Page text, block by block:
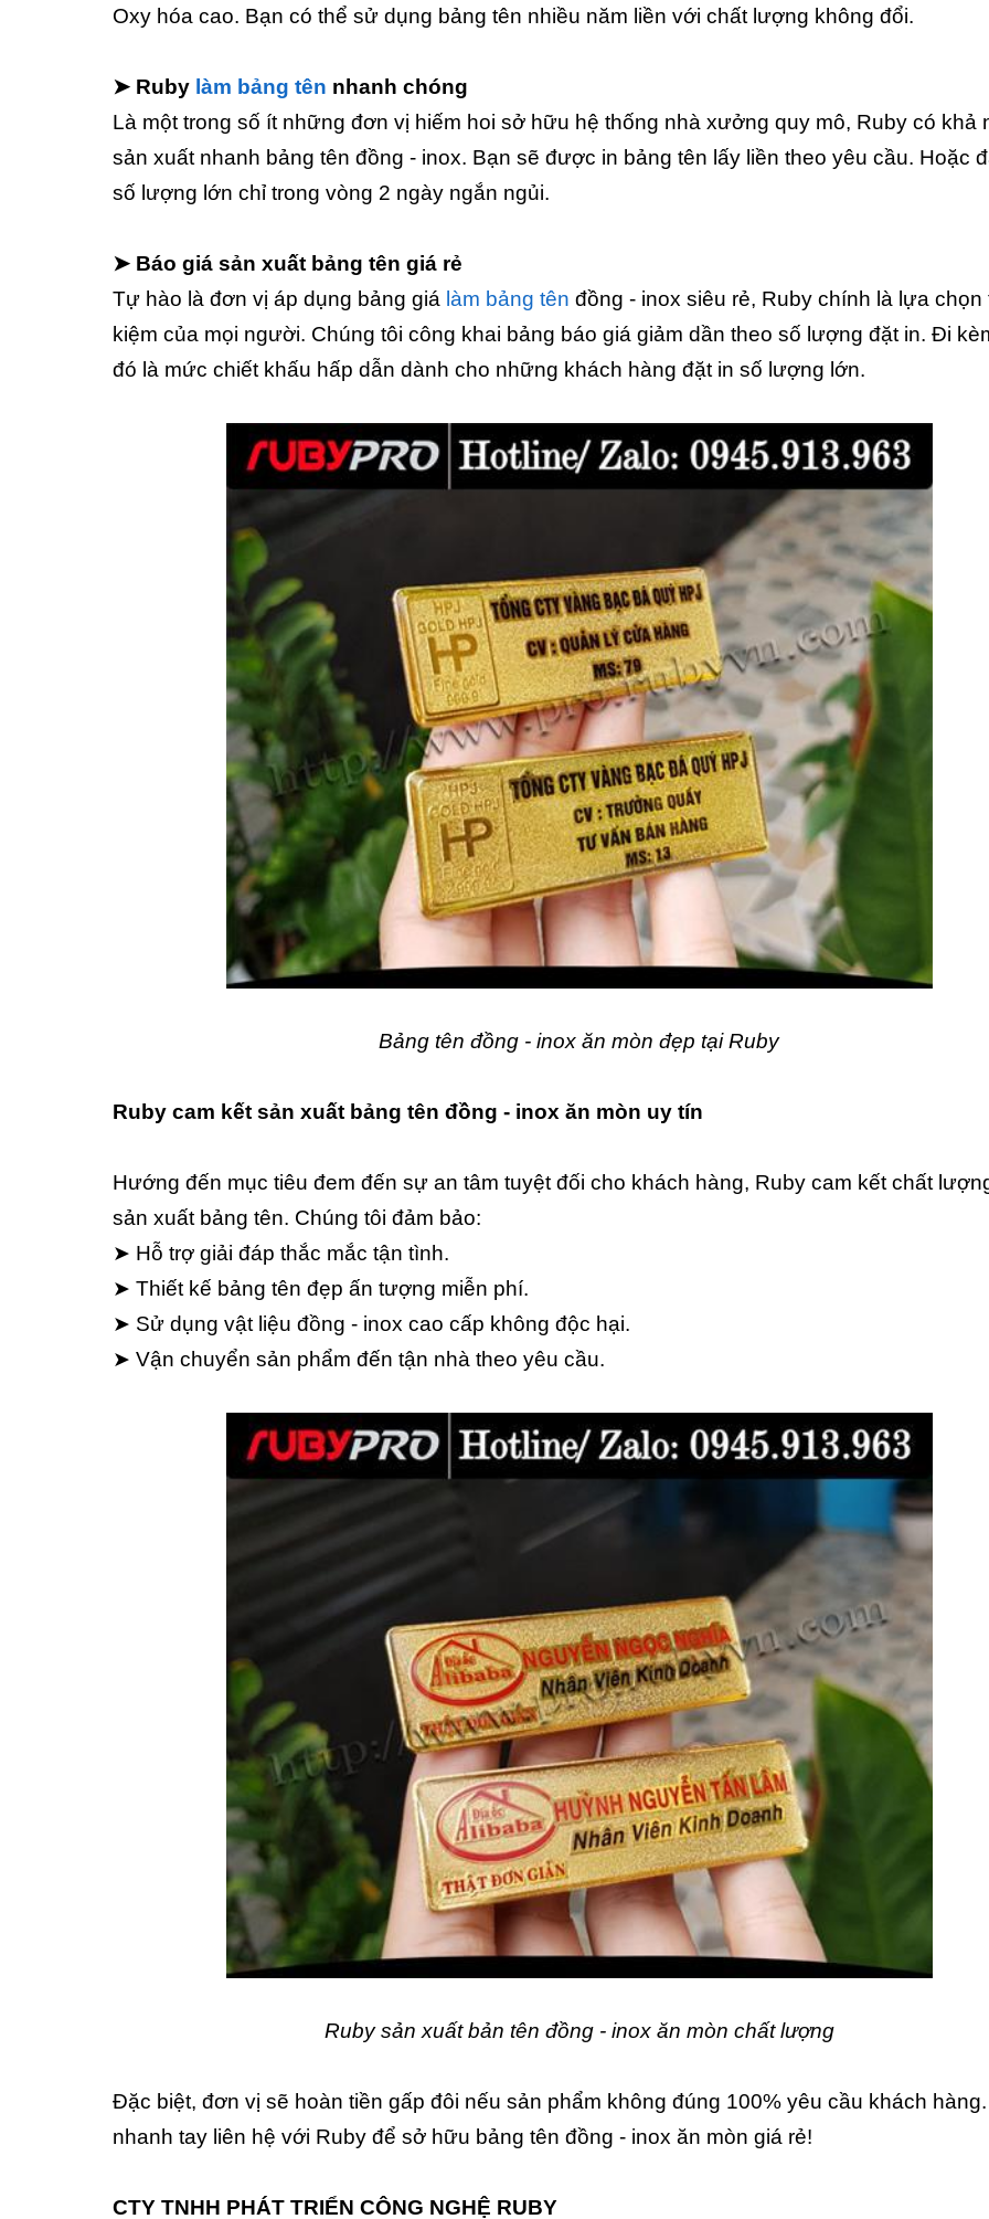
Oxy hóa cao. Bạn có thể sử dụng bảng tên nhiều năm liền với chất lượng không đổi.
➤ Ruby làm bảng tên nhanh chóng
Là một trong số ít những đơn vị hiếm hoi sở hữu hệ thống nhà xưởng quy mô, Ruby có khả
sản xuất nhanh bảng tên đồng - inox. Bạn sẽ được in bảng tên lấy liền theo yêu cầu. Hoặc
số lượng lớn chỉ trong vòng 2 ngày ngắn ngủi.
➤ Báo giá sản xuất bảng tên giá rẻ
Tự hào là đơn vị áp dụng bảng giá làm bảng tên đồng - inox siêu rẻ, Ruby chính là lựa chọn
kiệm của mọi người. Chúng tôi công khai bảng báo giá giảm dần theo số lượng đặt in. Đi
đó là mức chiết khấu hấp dẫn dành cho những khách hàng đặt in số lượng lớn.
Bảng tên đồng - inox ăn mòn đẹp tại Ruby
Ruby cam kết sản xuất bảng tên đồng - inox ăn mòn uy tín
Hướng đến mục tiêu đem đến sự an tâm tuyệt đối cho khách hàng, Ruby cam kết chất
sản xuất bảng tên. Chúng tôi đảm bảo:
➤ Hỗ trợ giải đáp thắc mắc tận tình.
➤ Thiết kế bảng tên đẹp ấn tượng miễn phí.
➤ Sử dụng vật liệu đồng - inox cao cấp không độc hại.
➤ Vận chuyển sản phẩm đến tận nhà theo yêu cầu.
Ruby sản xuất bản tên đồng - inox ăn mòn chất lượng
Đặc biệt, đơn vị sẽ hoàn tiền gấp đôi nếu sản phẩm không đúng 100% yêu cầu khách
nhanh tay liên hệ với Ruby để sở hữu bảng tên đồng - inox ăn mòn giá rẻ!
CTY TNHH PHÁT TRIỂN CÔNG NGHỆ RUBY